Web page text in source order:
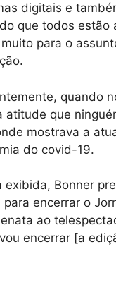
digitais e
que todos
para o
quando
atitude que
mostrava a
do covid-19.
exibida, Bonner
encerrar o
ao
encerrar [a